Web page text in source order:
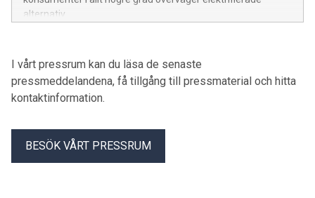
alternativ.
I vårt pressrum kan du läsa de senaste
pressmeddelandena, få tillgång till pressmaterial och hitta
kontaktinformation.
BESÖK VÅRT PRESSRUM